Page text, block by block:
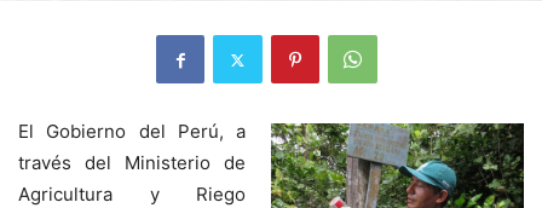
El Gobierno del Perú, a
través del Ministerio de
Agricultura y Riego